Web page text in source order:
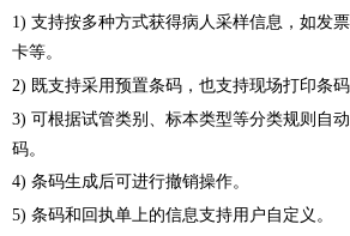
1) 支持按多种方式获得病人采样信息，如发
卡等。
2) 既支持采用预置条码，也支持现场打印条码
3) 可根据试管类别、标本类型等分类规则自
码。
4) 条码生成后可进行撤销操作。
5) 条码和回执单上的信息支持用户自定义。